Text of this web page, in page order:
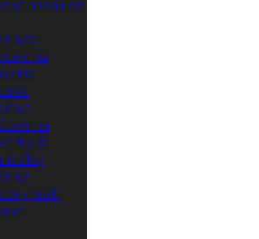
zo
na
z
na
žily, či
žilky
z
proti